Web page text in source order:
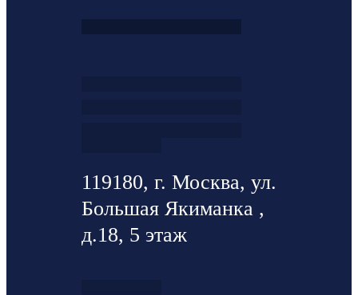
119180, г. Москва, ул.
Большая Якиманка ,
д.18, 5 этаж